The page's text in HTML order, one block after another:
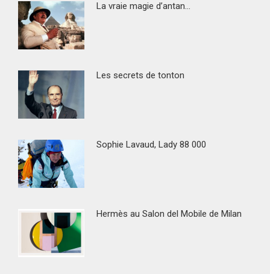
La vraie magie d’antan…
Les secrets de tonton
Sophie Lavaud, Lady 88 000
Hermès au Salon del Mobile de Milan